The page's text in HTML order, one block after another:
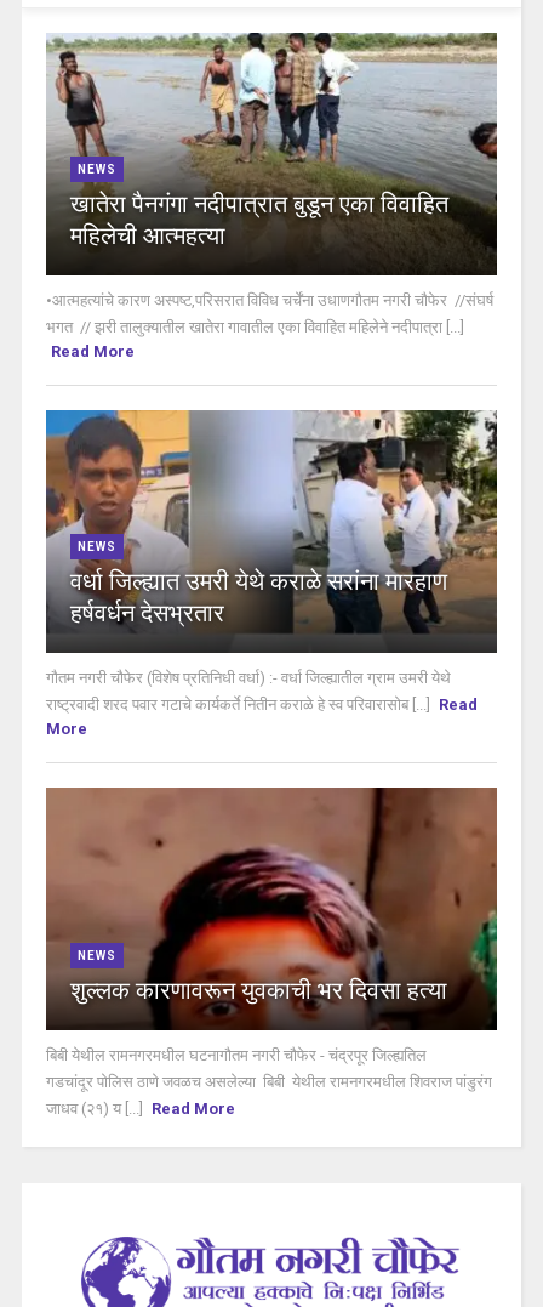
NEWS
खातेरा पैनगंगा नदीपात्रात बुडून एका विवाहित
महिलेची आत्महत्या
•आत्महत्यांचे कारण अस्पष्ट,परिसरात विविध चर्चेंना उधाणगौतम नगरी चौफेर //संघर्ष
भगत // झरी तालुक्यातील खातेरा गावातील एका विवाहित महिलेने नदीपात्रा [...]
Read More
NEWS
वर्धा जिल्ह्यात उमरी येथे कराळे सरांना मारहाण
हर्षवर्धन देसभ्रतार
गौतम नगरी चौफेर (विशेष प्रतिनिधी वर्धा) :- वर्धा जिल्ह्यातील ग्राम उमरी येथे
राष्ट्रवादी शरद पवार गटाचे कार्यकर्ते नितीन कराळे हे स्व परिवारासोब [...]
Read
More
NEWS
शुल्लक कारणावरून युवकाची भर दिवसा हत्या
बिबी येथील रामनगरमधील घटनागौतम नगरी चौफेर - चंद्रपूर जिल्ह्यतिल
गडचांदूर पोलिस ठाणे जवळच असलेल्या बिबी येथील रामनगरमधील शिवराज पांडुरंग
जाधव (२१) य [...]
Read More